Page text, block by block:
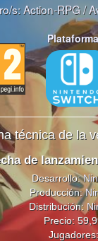
s:Action-RPG/
técnica de la
de
Desarrollo:
Producción:
Distribución:
Precio: